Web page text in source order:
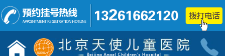
儿童发育行为科门诊 小儿神经